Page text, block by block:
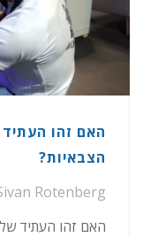
האם זהו
הצבאיות?
Rotenberg
האם זהו העתיד